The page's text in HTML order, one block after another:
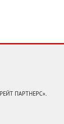
ПАРТНЕРС».